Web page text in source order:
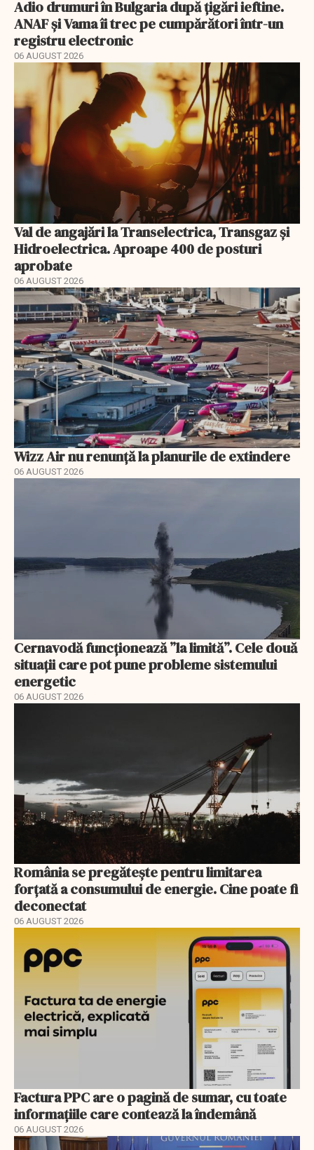
Adio drumuri în Bulgaria după țigări ieftine.
ANAF și Vama îi trec pe cumpărători într-un
registru electronic
06 AUGUST 2026
Val de angajări la Transelectrica, Transgaz și
Hidroelectrica. Aproape 400 de posturi
aprobate
06 AUGUST 2026
Wizz Air nu renunță la planurile de extindere
06 AUGUST 2026
Cernavodă funcționează ”la limită”. Cele două
situații care pot pune probleme sistemului
energetic
06 AUGUST 2026
România se pregătește pentru limitarea
forțată a consumului de energie. Cine poate fi
deconectat
06 AUGUST 2026
Factura PPC are o pagină de sumar, cu toate
informațiile care contează la îndemână
06 AUGUST 2026